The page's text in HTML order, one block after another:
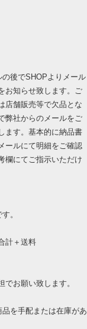
後でSHOPよりメール
お知らせ致します。ご
店舗販売等で欠品とな
弊社からのメールをご
ます。基本的に納品書
ールにて明細をご確認
欄にてご指示いただけ
。
＋送料
お願い致します。
を手配または在庫があ